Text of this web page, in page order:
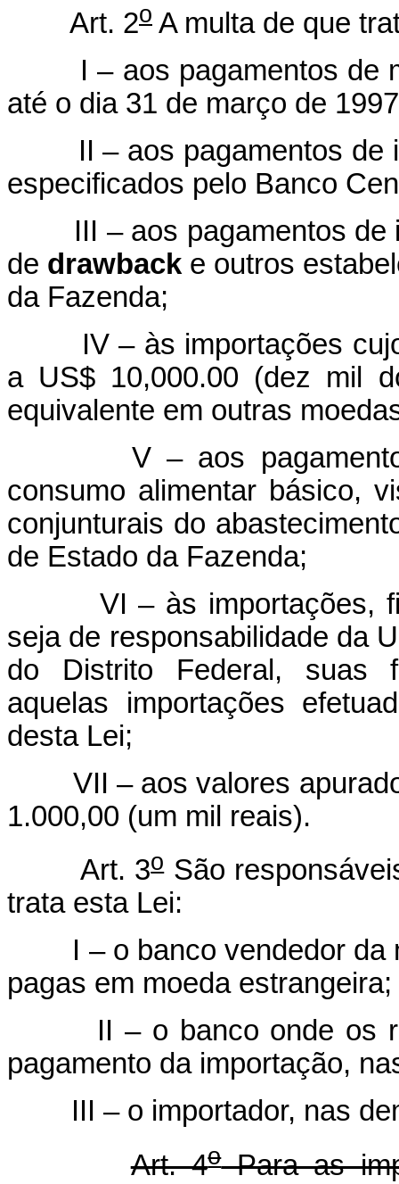
Art. 2o A multa de que
I – aos pagamentos de
até o dia 31 de março de
II – aos pagamentos de
especificados pelo Banco
III – aos pagamentos de
de drawback e outros
da Fazenda;
IV – às importações cujo
a US$ 10,000.00 (dez mil
equivalente em outras
V – aos pagamentos
consumo alimentar básico,
conjunturais do
de Estado da Fazenda;
VI – às importações,
seja de responsabilidade da
do Distrito Federal, suas
aquelas importações
desta Lei;
VII – aos valores
1.000,00 (um mil reais).
Art. 3oSão
trata esta Lei:
I – o banco vendedor da
pagas em moeda estrangeira;
II – o banco onde os
pagamento da importação,
III – o importador, nas
Art. 4oPara as